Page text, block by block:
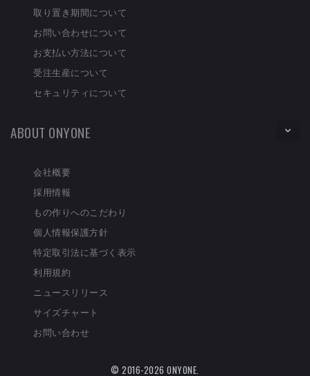
取り置き期間について
お問い合わせについて
お支払い方法について
受注生産について
セキュリティについて
ABOUT ONYONE
会社概要
採用情報
もの作りへのこだわり
個人情報保護方針
特定取引法に基づく表示
利用規約
ニュースリリース
サイズチャート
お問い合わせ
© 2016-2026 ONYONE.